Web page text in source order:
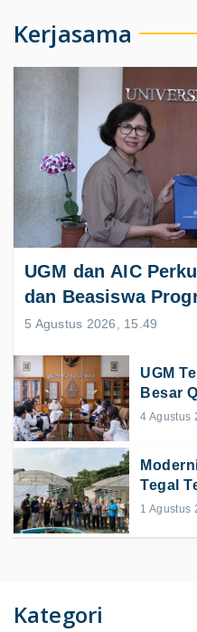
Kerjasama
UGM dan AIC
dan Beasiswa
5 Agustus 2026, 15.49
UGM
Besar
4 Agustus
Tegal
1 Agustus
Kategori